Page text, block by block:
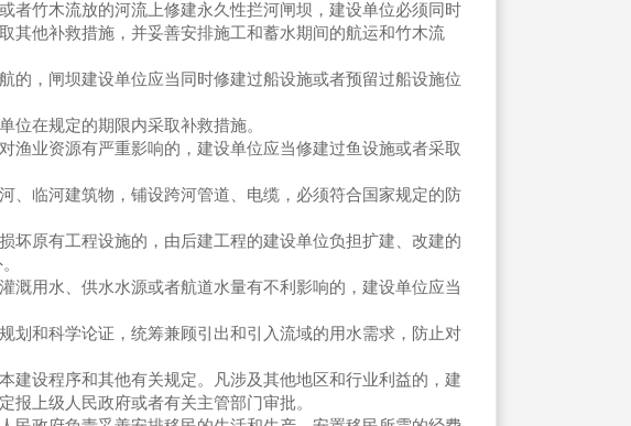
者竹木流放的河流上修建永久性拦河闸坝，建设单位必须同时
其他补救措施，并妥善安排施工和蓄水期间的航运和竹木流
，闸坝建设单位应当同时修建过船设施或者预留过船设施位
在规定的期限内采取补救措施。
渔业资源有严重影响的，建设单位应当修建过鱼设施或者采取
、临河建筑物，铺设跨河管道、电缆，必须符合国家规定的防
原有工程设施的，由后建工程的建设单位负担扩建、改建的
溉用水、供水水源或者航道水量有不利影响的，建设单位应当
划和科学论证，统筹兼顾引出和引入流域的用水需求，防止对
建设程序和其他有关规定。凡涉及其他地区和行业利益的，建
报上级人民政府或者有关主管部门审批。